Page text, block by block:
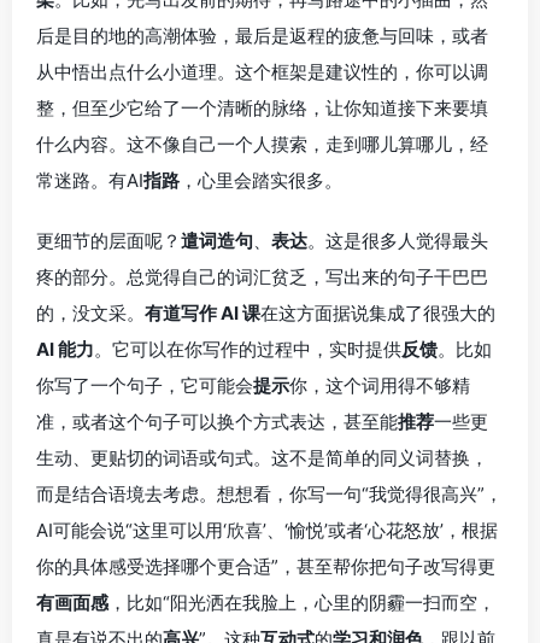
后是目的地的高潮体验，最后是返程的疲惫与回味，或者
从中悟出点什么小道理。这个框架是建议性的，你可以调
整，但至少它给了一个清晰的脉络，让你知道接下来要填
什么内容。这不像自己一个人摸索，走到哪儿算哪儿，经
常迷路。有AI指路 ，心里会踏实很多。
更细节的层面呢？ 遣词造句 表达。这是很多人觉得最头
疼的部分。总觉得自己的词汇贫乏，写出来的句子干巴巴
的，没文采。 有道写作 AI 课在这方面据说集成了很强大的
AI 能力。它可以在你写作的过程中，实时提供反馈。比如
你写了一个句子，它可能会提示你，这个词用得不够精
准，或者这个句子可以换个方式表达，甚至能推荐一些更
生动、更贴切的词语或句式。这不是简单的同义词替换，
而是结合语境去考虑。想想看，你写一句“我觉得很高兴”，
AI可能会说“这里可以用‘欣喜’、‘愉悦’或者‘心花怒放’，根据
你的具体感受选择哪个更合适”，甚至帮你把句子改写得更
有画面感 ，比如“阳光洒在我脸上，心里的阴霾一扫而空，
真是有说不出的高兴”。这种互动式的学习和润色，跟以前